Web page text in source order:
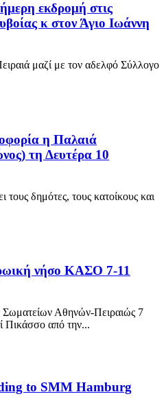
εκδρομή στις
κ στον Άγιο Ιωάννη
μαζί με τον αδελφό Σύλλογο
η Παλαιά
τη Δευτέρα 10
δημότες, τους κατοίκους και
νήσο ΚΑΣΟ 7-11
Αθηνών-Πειραιώς 7
από την...
to SMM Hamburg